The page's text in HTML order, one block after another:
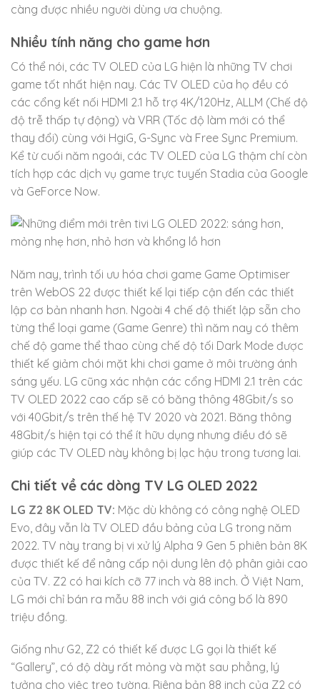
càng được nhiều người dùng ưa chuộng.
Nhiều tính năng cho game hơn
Có thể nói, các TV OLED của LG hiện là những TV chơi
game tốt nhất hiện nay. Các TV OLED của họ đều có
các cổng kết nối HDMI 2.1 hỗ trợ 4K/120Hz, ALLM (Chế độ
độ trễ thấp tự động) và VRR (Tốc độ làm mới có thể
thay đổi) cùng với HgiG, G-Sync và Free Sync Premium.
Kể từ cuối năm ngoái, các TV OLED của LG thậm chí còn
tích hợp các dịch vụ game trực tuyến Stadia của Google
và GeForce Now.
Năm nay, trình tối ưu hóa chơi game Game Optimiser
trên WebOS 22 được thiết kế lại tiếp cận đến các thiết
lập cơ bản nhanh hơn. Ngoài 4 chế độ thiết lập sẵn cho
từng thể loại game (Game Genre) thì năm nay có thêm
chế độ game thể thao cùng chế độ tối Dark Mode được
thiết kế giảm chói mặt khi chơi game ở môi trường ánh
sáng yếu. LG cũng xác nhận các cổng HDMI 2.1 trên các
TV OLED 2022 cao cấp sẽ có băng thông 48Gbit/s so
với 40Gbit/s trên thế hệ TV 2020 và 2021. Băng thông
48Gbit/s hiện tại có thể ít hữu dụng nhưng điều đó sẽ
giúp các TV OLED này không bị lạc hậu trong tương lai.
Chi tiết về các dòng TV LG OLED 2022
LG Z2 8K OLED TV: Mặc dù không có công nghệ OLED
Evo, đây vẫn là TV OLED đầu bảng của LG trong năm
2022. TV này trang bị vi xử lý Alpha 9 Gen 5 phiên bản 8K
được thiết kế để nâng cấp nội dung lên độ phân giải cao
của TV. Z2 có hai kích cỡ 77 inch và 88 inch. Ở Việt Nam,
LG mới chỉ bán ra mẫu 88 inch với giá công bố là 890
triệu đồng.
Giống như G2, Z2 có thiết kế được LG gọi là thiết kế
“Gallery”, có độ dày rất mỏng và mặt sau phẳng, lý
tưởng cho việc treo tường. Riêng bản 88 inch của Z2 có